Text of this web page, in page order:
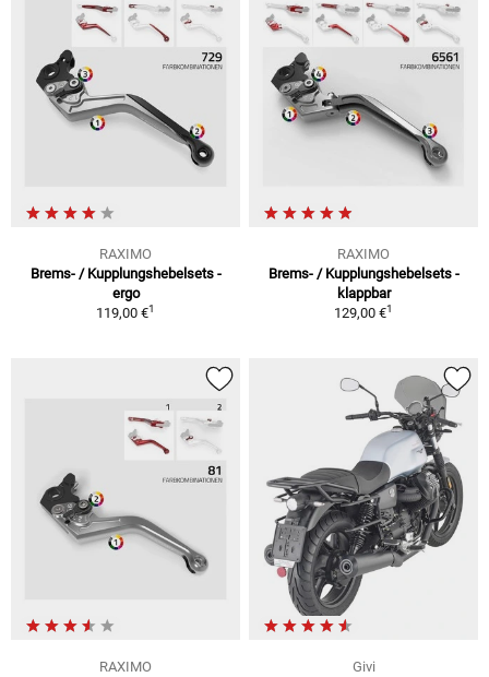
RAXIMO
Brems- / Kupplungshebelsets -
ergo
119,00 €1
RAXIMO
Brems- / Kupplungshebelsets -
klappbar
129,00 €1
RAXIMO
Givi